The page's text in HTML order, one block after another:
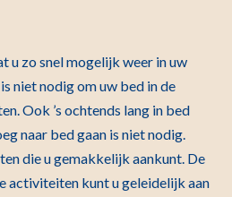
u zo snel mogelijk weer in uw
niet nodig om uw bed in de
Ook ’s ochtends lang in bed
naar bed gaan is niet nodig.
die u gemakkelijk aankunt. De
activiteiten kunt u geleidelijk aan